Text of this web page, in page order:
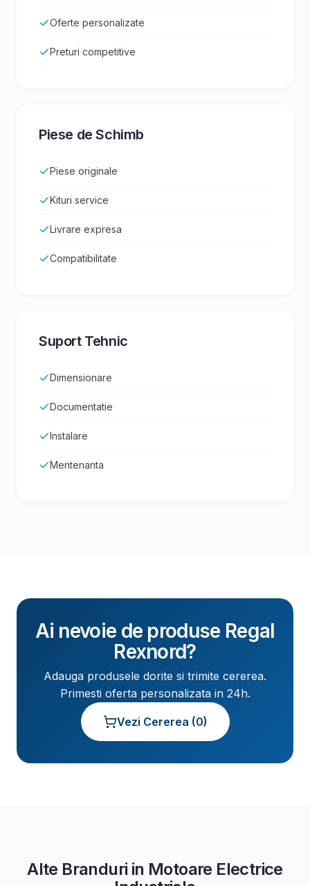
Oferte personalizate
Preturi competitive
Piese de Schimb
Piese originale
Kituri service
Livrare expresa
Compatibilitate
Suport Tehnic
Dimensionare
Documentatie
Instalare
Mentenanta
Ai nevoie de produse Regal
Rexnord?
Adauga produsele dorite si trimite cererea.
Primesti oferta personalizata in 24h.
Vezi Cererea (0)
Alte Branduri in Motoare Electrice